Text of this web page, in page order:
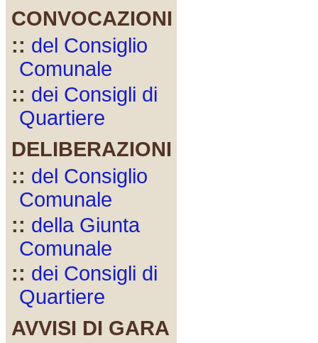
CONVOCAZIONI
:: del Consiglio
Comunale
:: dei Consigli di
Quartiere
DELIBERAZIONI
:: del Consiglio
Comunale
:: della Giunta
Comunale
:: dei Consigli di
Quartiere
AVVISI DI GARA